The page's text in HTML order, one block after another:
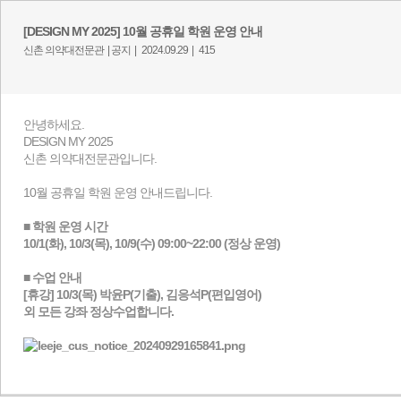
[DESIGN MY 2025] 10월 공휴일 학원 운영 안내
신촌 의약대전문관 | 공지 | 2024.09.29 | 415
안녕하세요.
DESIGN MY 2025
신촌 의약대전문관입니다.
10월 공휴일 학원 운영 안내드립니다.
■ 학원 운영 시간
10/1(화), 10/3(목), 10/9(수) 09:00~22:00 (정상 운영)
■​ 수업 안내
[휴강] 10/3(목) 박윤P(기출), 김응석P(편입영어)
외 모든 강좌 정상수업합니다.